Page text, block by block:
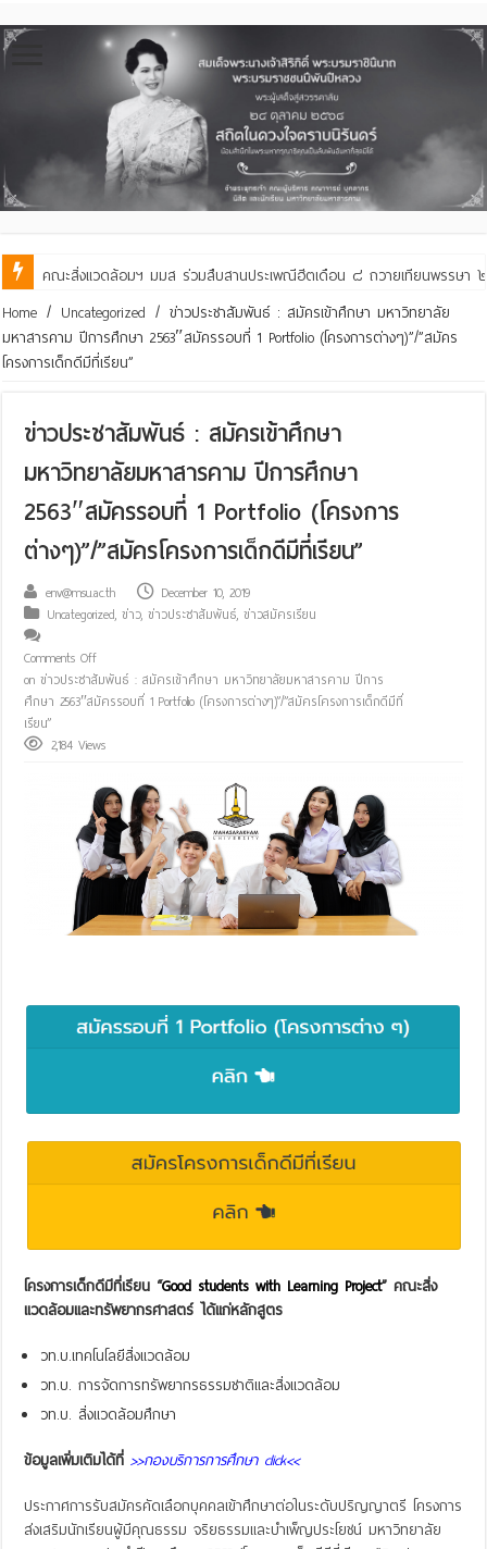
คณะสิ่งแวดล้อมฯ มมส ร่วมสืบสานประเพณีฮีตเดือน ๘ ถวายเทียนพรรษา ๒
Home / Uncategorized / ข่าวประชาสัมพันธ์ : สมัครเข้าศึกษา มหาวิทยาลัย
มหาสารคาม ปีการศึกษา 2563″สมัครรอบที่ 1 Portfolio (โครงการต่างๆ)”/”สมัคร
โครงการเด็กดีมีที่เรียน”
ข่าวประชาสัมพันธ์ : สมัครเข้าศึกษา
มหาวิทยาลัยมหาสารคาม ปีการศึกษา
2563″สมัครรอบที่ 1 Portfolio (โครงการ
ต่างๆ)”/”สมัครโครงการเด็กดีมีที่เรียน”
env@msu.ac.th
December 10, 2019
Uncategorized,ข่าว,ข่าวประชาสัมพันธ์,ข่าวสมัครเรียน
Comments Off
on ข่าวประชาสัมพันธ์ : สมัครเข้าศึกษา มหาวิทยาลัยมหาสารคาม ปีการ
ศึกษา 2563″สมัครรอบที่ 1 Portfolio (โครงการต่างๆ)”/”สมัครโครงการเด็กดีมีที่
เรียน”
2,184 Views
โครงการเด็กดีมีที่เรียน “Good students with Learning Project” คณะสิ่ง
แวดล้อมและทรัพยากรศาสตร์ ได้แก่หลักสูตร
วท.บ.เทคโนโลยีสิ่งแวดล้อม
วท.บ. การจัดการทรัพยากรธรรมชาติและสิ่งแวดล้อม
วท.บ. สิ่งแวดล้อมศึกษา
ข้อมูลเพิ่มเติมได้ที่ >>กองบริการการศึกษา click<<
ประกาศการรับสมัครคัดเลือกบุคคลเข้าศึกษาต่อในระดับปริญญาตรี โครงการ
ส่งเสริมนักเรียนผู้มีคุณธรรม จริยธรรมและบำเพ็ญประโยชน์ มหาวิทยาลัย